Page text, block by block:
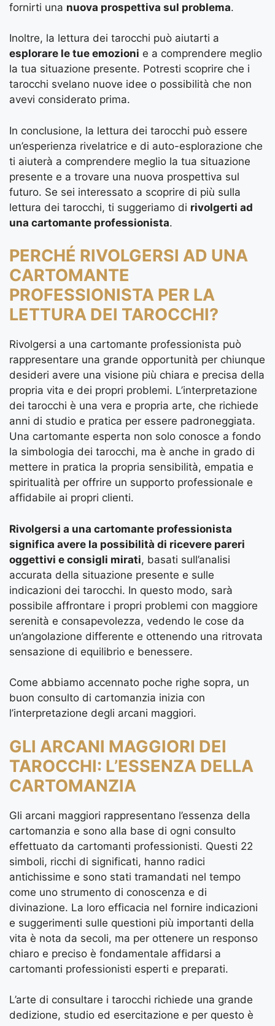
fornirti una nuova prospettiva sul problema.
Inoltre, la lettura dei tarocchi può aiutarti a
esplorare le tue emozioni e a comprendere meglio
la tua situazione presente. Potresti scoprire che i
tarocchi svelano nuove idee o possibilità che non
avevi considerato prima.
In conclusione, la lettura dei tarocchi può essere
un’esperienza rivelatrice e di auto-esplorazione che
ti aiuterà a comprendere meglio la tua situazione
presente e a trovare una nuova prospettiva sul
futuro. Se sei interessato a scoprire di più sulla
lettura dei tarocchi, ti suggeriamo di rivolgerti ad
una cartomante professionista.
PERCHÉ RIVOLGERSI AD UNA
CARTOMANTE
PROFESSIONISTA PER LA
LETTURA DEI TAROCCHI?
Rivolgersi a una cartomante professionista può
rappresentare una grande opportunità per chiunque
desideri avere una visione più chiara e precisa della
propria vita e dei propri problemi. L’interpretazione
dei tarocchi è una vera e propria arte, che richiede
anni di studio e pratica per essere padroneggiata.
Una cartomante esperta non solo conosce a fondo
la simbologia dei tarocchi, ma è anche in grado di
mettere in pratica la propria sensibilità, empatia e
spiritualità per offrire un supporto professionale e
affidabile ai propri clienti.
Rivolgersi a una cartomante professionista
significa avere la possibilità di ricevere pareri
oggettivi e consigli mirati, basati sull’analisi
accurata della situazione presente e sulle
indicazioni dei tarocchi. In questo modo, sarà
possibile affrontare i propri problemi con maggiore
serenità e consapevolezza, vedendo le cose da
un’angolazione differente e ottenendo una ritrovata
sensazione di equilibrio e benessere.
Come abbiamo accennato poche righe sopra, un
buon consulto di cartomanzia inizia con
l’interpretazione degli arcani maggiori.
GLI ARCANI MAGGIORI DEI
TAROCCHI: L’ESSENZA DELLA
CARTOMANZIA
Gli arcani maggiori rappresentano l’essenza della
cartomanzia e sono alla base di ogni consulto
effettuato da cartomanti professionisti. Questi 22
simboli, ricchi di significati, hanno radici
antichissime e sono stati tramandati nel tempo
come uno strumento di conoscenza e di
divinazione. La loro efficacia nel fornire indicazioni
e suggerimenti sulle questioni più importanti della
vita è nota da secoli, ma per ottenere un responso
chiaro e preciso è fondamentale affidarsi a
cartomanti professionisti esperti e preparati.
L’arte di consultare i tarocchi richiede una grande
dedizione, studio ed esercitazione e per questo è